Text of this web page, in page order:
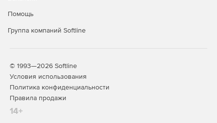
HR-инструменты
Выявление рисков увольнений.
Помощь
Группа компаний Softline
© 1993—2026 Softline
Условия использования
Политика конфиденциальности
Правила продажи
14+